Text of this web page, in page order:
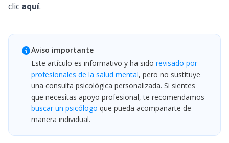
clic aquí.
Aviso importante
Este artículo es informativo y ha sido revisado por
profesionales de la salud mental, pero no sustituye
una consulta psicológica personalizada. Si sientes
que necesitas apoyo profesional, te recomendamos
buscar un psicólogo que pueda acompañarte de
manera individual.